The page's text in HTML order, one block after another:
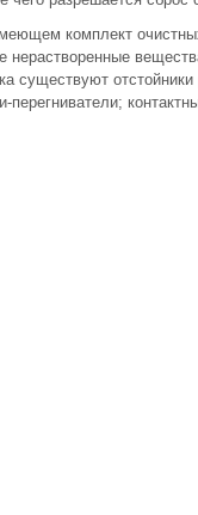
комплект
существуют отстойники